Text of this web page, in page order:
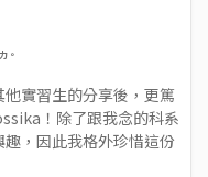
。
實習生的分享後，更篤
！除了跟我念的科系
，因此我格外珍惜這份